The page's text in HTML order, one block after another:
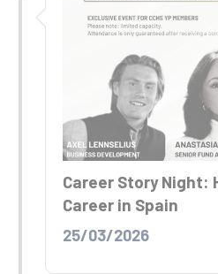
Career Story Night:
Career in Spain
25/03/2026